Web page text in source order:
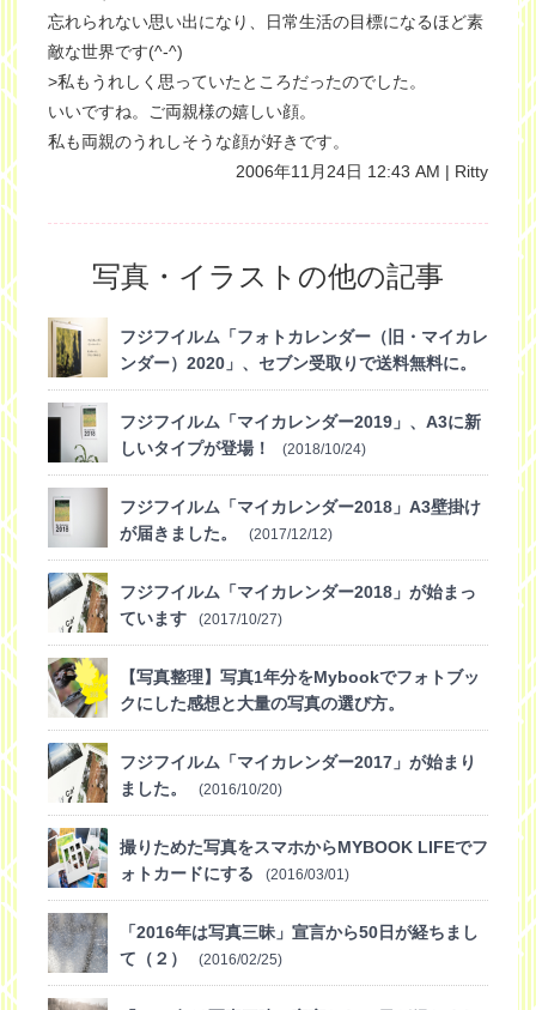
忘れられない思い出になり、日常生活の目標になるほど素
敵な世界です(^-^)
>私もうれしく思っていたところだったのでした。
いいですね。ご両親様の嬉しい顔。
私も両親のうれしそうな顔が好きです。
2006年11月24日 12:43 AM | Ritty
写真・イラストの他の記事
フジフイルム「フォトカレンダー（旧・マイカレ
ンダー）2020」、セブン受取りで送料無料に。
(2019/10/30)
フジフイルム「マイカレンダー2019」、A3に新
しいタイプが登場！
(2018/10/24)
フジフイルム「マイカレンダー2018」A3壁掛け
が届きました。
(2017/12/12)
フジフイルム「マイカレンダー2018」が始まっ
ています
(2017/10/27)
【写真整理】写真1年分をMybookでフォトブッ
クにした感想と大量の写真の選び方。
(2016/12/07)
フジフイルム「マイカレンダー2017」が始まり
ました。
(2016/10/20)
撮りためた写真をスマホからMYBOOK LIFEでフ
ォトカードにする
(2016/03/01)
「2016年は写真三昧」宣言から50日が経ちまし
て（２）
(2016/02/25)